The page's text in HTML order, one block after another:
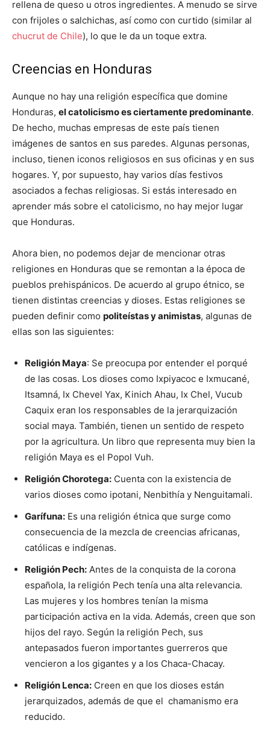
rellena de queso u otros ingredientes. A menudo se sirve
con frijoles o salchichas, así como con curtido (similar al
chucrut de Chile), lo que le da un toque extra.
Creencias en Honduras
Aunque no hay una religión específica que domine
Honduras, el catolicismo es ciertamente predominante.
De hecho, muchas empresas de este país tienen
imágenes de santos en sus paredes. Algunas personas,
incluso, tienen iconos religiosos en sus oficinas y en sus
hogares. Y, por supuesto, hay varios días festivos
asociados a fechas religiosas. Si estás interesado en
aprender más sobre el catolicismo, no hay mejor lugar
que Honduras.
Ahora bien, no podemos dejar de mencionar otras
religiones en Honduras que se remontan a la época de
pueblos prehispánicos. De acuerdo al grupo étnico, se
tienen distintas creencias y dioses. Estas religiones se
pueden definir como politeístasy animistas, algunas de
ellas son las siguientes:
Religión Maya: Se preocupa por entender el porqué
de las cosas. Los dioses como Ixpiyacoc e Ixmucané,
Itsamná, Ix Chevel Yax, Kinich Ahau, Ix Chel, Vucub
Caquix eran los responsables de la jerarquización
social maya. También, tienen un sentido de respeto
por la agricultura. Un libro que representa muy bien la
religión Maya es el Popol Vuh.
Religión Chorotega: Cuenta con la existencia de
varios dioses como ipotani, Nenbithía y Nenguitamali.
Garífuna: Es una religión étnica que surge como
consecuencia de la mezcla de creencias africanas,
católicas e indígenas.
Religión Pech: Antes de la conquista de la corona
española, la religión Pech tenía una alta relevancia.
Las mujeres y los hombres tenían la misma
participación activa en la vida. Además, creen que son
hijos del rayo. Según la religión Pech, sus
antepasados fueron importantes guerreros que
vencieron a los gigantes y a los Chaca-Chacay.
Religión Lenca: Creen en que los dioses están
jerarquizados, además de que el chamanismo era
reducido.